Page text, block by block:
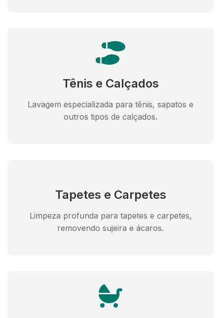
Tênis e Calçados
Lavagem especializada para tênis, sapatos e
outros tipos de calçados.
Tapetes e Carpetes
Limpeza profunda para tapetes e carpetes,
removendo sujeira e ácaros.